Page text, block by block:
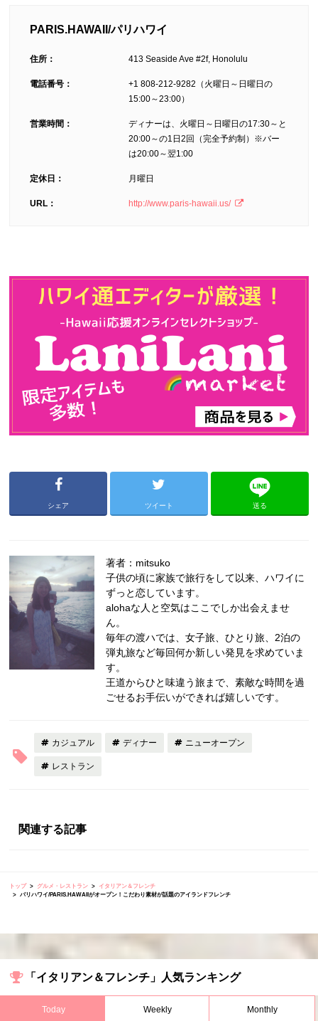
PARIS.HAWAII/パリハワイ
住所： 413 Seaside Ave #2f, Honolulu
電話番号：
+1 808-212-9282（火曜日～日曜日の
15:00～23:00）
営業時間：
ディナーは、火曜日～日曜日の17:30～と
20:00～の1日2回（完全予約制）※バー
は20:00～翌1:00
定休日： 月曜日
URL： http://www.paris-hawaii.us/
シェア ツイート 送る
著者：mitsuko
子供の頃に家族で旅行をして以来、ハワイに
ずっと恋しています。
alohaな人と空気はここでしか出会えませ
ん。
毎年の渡ハでは、女子旅、ひとり旅、2泊の
弾丸旅など毎回何か新しい発見を求めていま
す。
王道からひと味違う旅まで、素敵な時間を過
ごせるお手伝いができれば嬉しいです。
カジュアル ディナー ニューオープン
レストラン
関連する記事
トップ グルメ・レストラン
イタリアン＆フレンチ
パリハワイ/PARIS.HAWAIIがオープン！こだわり素材が話題のアイランドフレンチ
「イタリアン＆フレンチ」人気ランキング
Today Weekly Monthly